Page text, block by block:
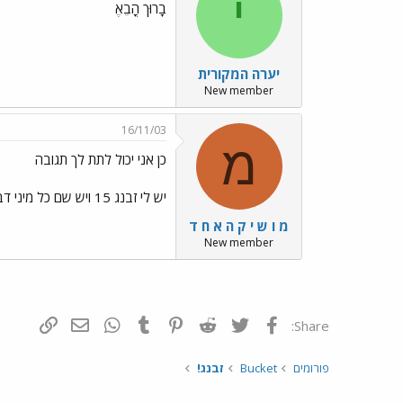
י
יערה המקורית
New member
בָרוּך הֳבֵאֶ
מ
מ ו ש י ק ה א ח ד
New member
16/11/03
כן אני יכול לתת לך תגובה
יש לי זבנג 15 ויש שם כל מיני דברים יש אתרים שקונים ספרים אני אתן לך 1 תכנס לגוכל 2 תחפש שם את הספרים
Share: פייסבוק Twitter
Reddit
Pinterest
Tumblr
WhatsAppדואר אלקטרוני
פורומים Bucket זבנג!